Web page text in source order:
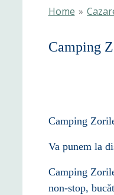
Home »
Camping
Camping
Va punem la
Camping
non-stop, bucăt